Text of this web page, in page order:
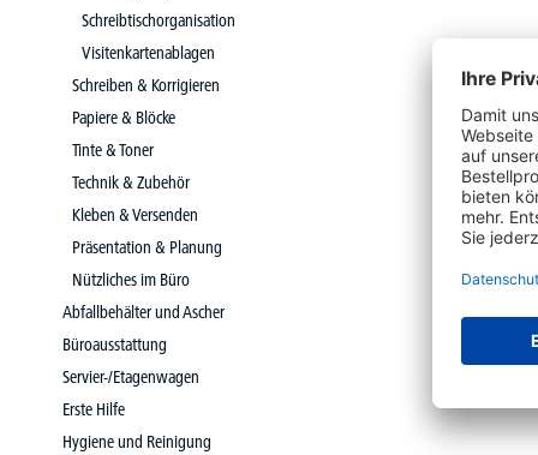
Schreibtischorganisation
Visitenkartenablagen
Schreiben & Korrigieren
Papiere & Blöcke
Tinte & Toner
Technik & Zubehör
Kleben & Versenden
Präsentation & Planung
Nützliches im Büro
Abfallbehälter und Ascher
Büroausstattung
Servier-/Etagenwagen
Erste Hilfe
Hygiene und Reinigung